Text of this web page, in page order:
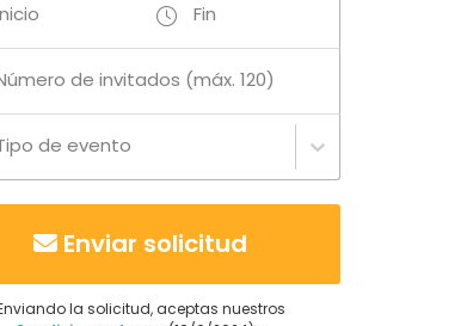
Fin
de invitados (máx. 120)
de evento
Enviar solicitud
la solicitud, aceptas nuestros